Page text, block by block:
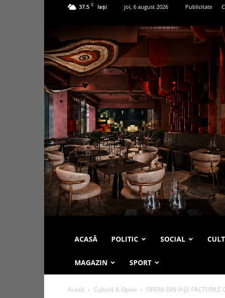
37.5 C Iași joi, 6 august 2026 Publicitate
ACASĂ POLITIC SOCIAL
MAGAZIN SPORT
Acasă Cultură & Opinii OPERA DIN IAȘI: